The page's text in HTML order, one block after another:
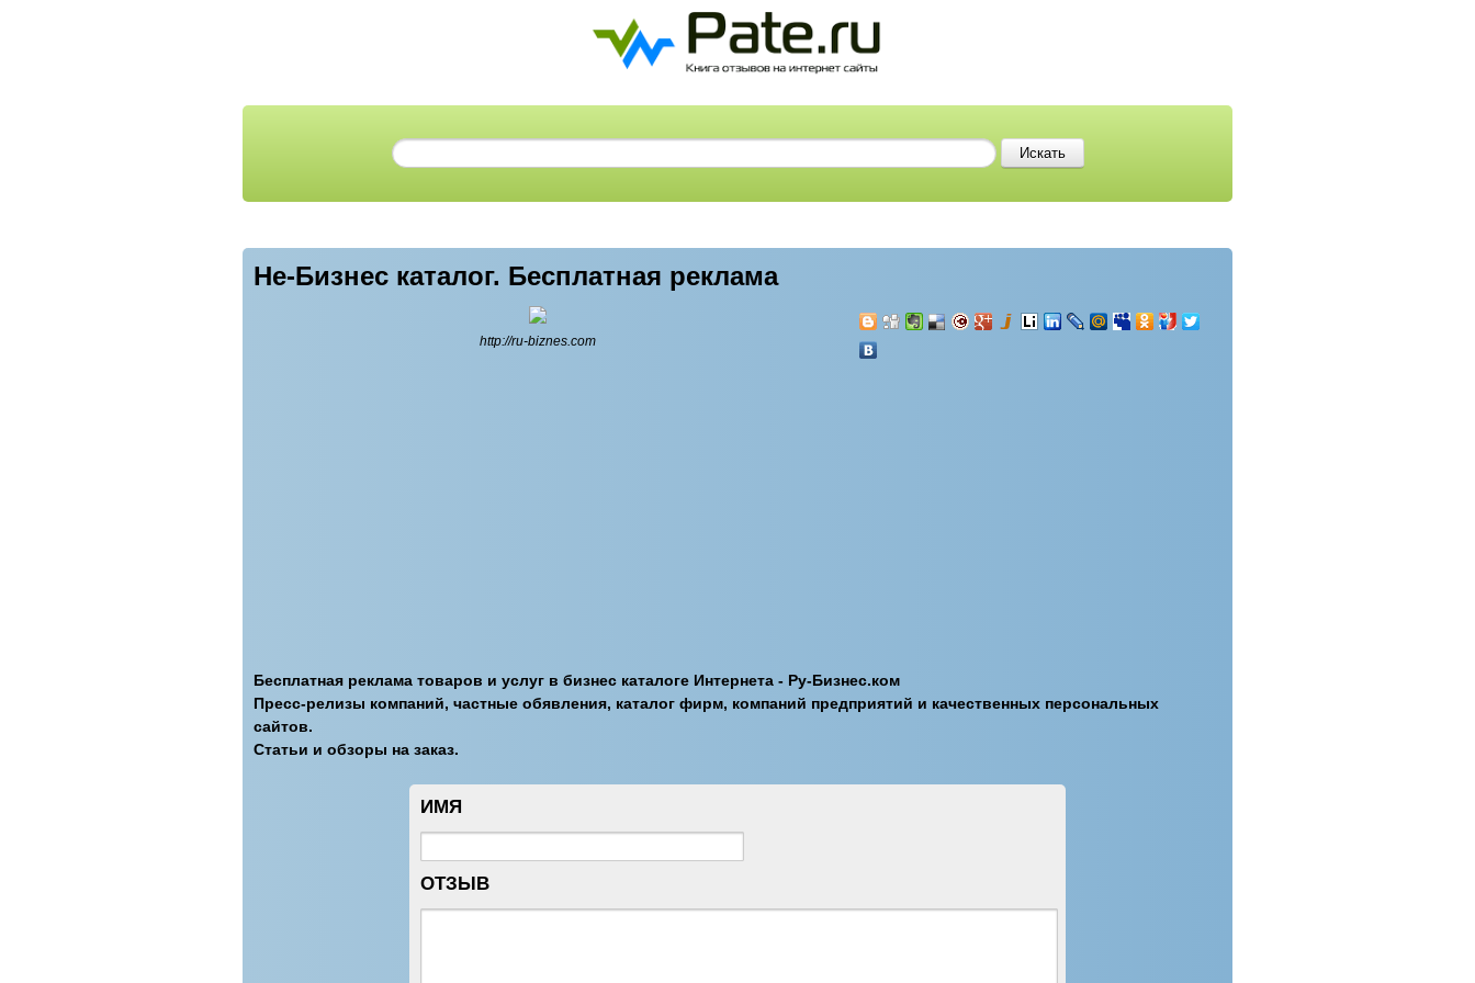
He-Бизнес каталог. Бесплатная реклама
http://ru-biznes.com
Бесплатная реклама товаров и услуг в бизнес каталоге Интернета - Ру-Бизнес.ком
Пресс-релизы компаний, частные обявления, каталог фирм, компаний предприятий и качественных персональных
сайтов.
Статьи и обзоры на заказ.
ИМЯ
ОТЗЫВ